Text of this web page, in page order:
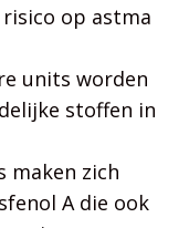
op astma
units worden
stoffen in
maken zich
A die ook